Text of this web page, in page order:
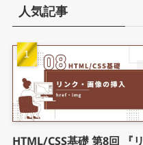
人気記事
HTML/CSS基礎 第8回 『リ